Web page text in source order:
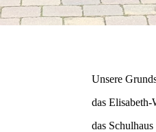
Unsere
das
das